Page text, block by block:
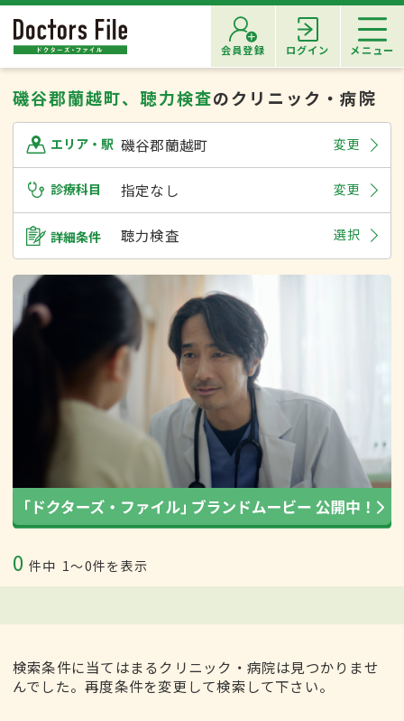
会員登録 ログイン メニュー
磯谷郡蘭越町、聴力検査のクリニック・病院
エリア・駅 磯谷郡蘭越町 変更
診療科目 指定なし 変更
詳細条件 聴力検査 選択
0 件中 1〜0件を表示
検索条件に当てはまるクリニック・病院は見つかりませ
んでした。再度条件を変更して検索して下さい。